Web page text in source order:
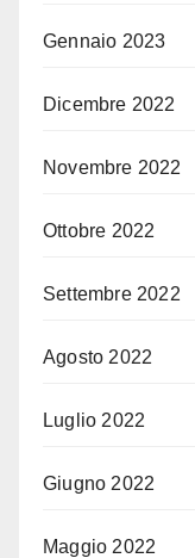
Gennaio 2023
Dicembre 2022
Novembre 2022
Ottobre 2022
Settembre 2022
Agosto 2022
Luglio 2022
Giugno 2022
Maggio 2022